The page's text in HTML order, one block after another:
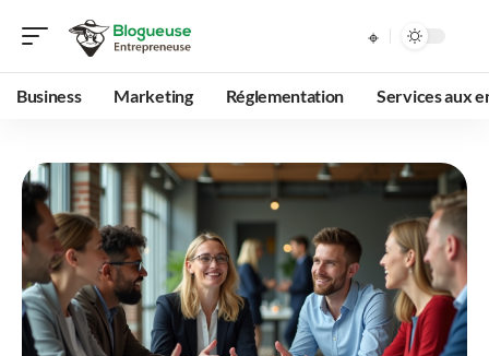
Business Marketing Réglementation Services aux